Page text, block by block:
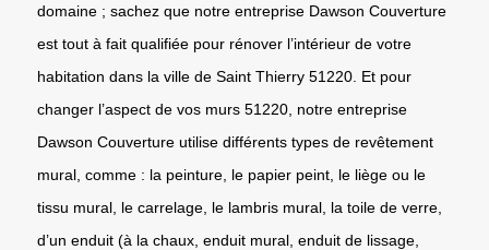
domaine ; sachez que notre entreprise Dawson Couverture
est tout à fait qualifiée pour rénover l’intérieur de votre
habitation dans la ville de Saint Thierry 51220. Et pour
changer l’aspect de vos murs 51220, notre entreprise
Dawson Couverture utilise différents types de revêtement
mural, comme : la peinture, le papier peint, le liège ou le
tissu mural, le carrelage, le lambris mural, la toile de verre,
d’un enduit (à la chaux, enduit mural, enduit de lissage,